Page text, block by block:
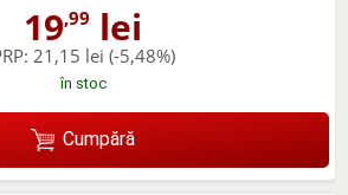
19,99 lei
21,15 lei (-5,48%)
în stoc
Cumpără